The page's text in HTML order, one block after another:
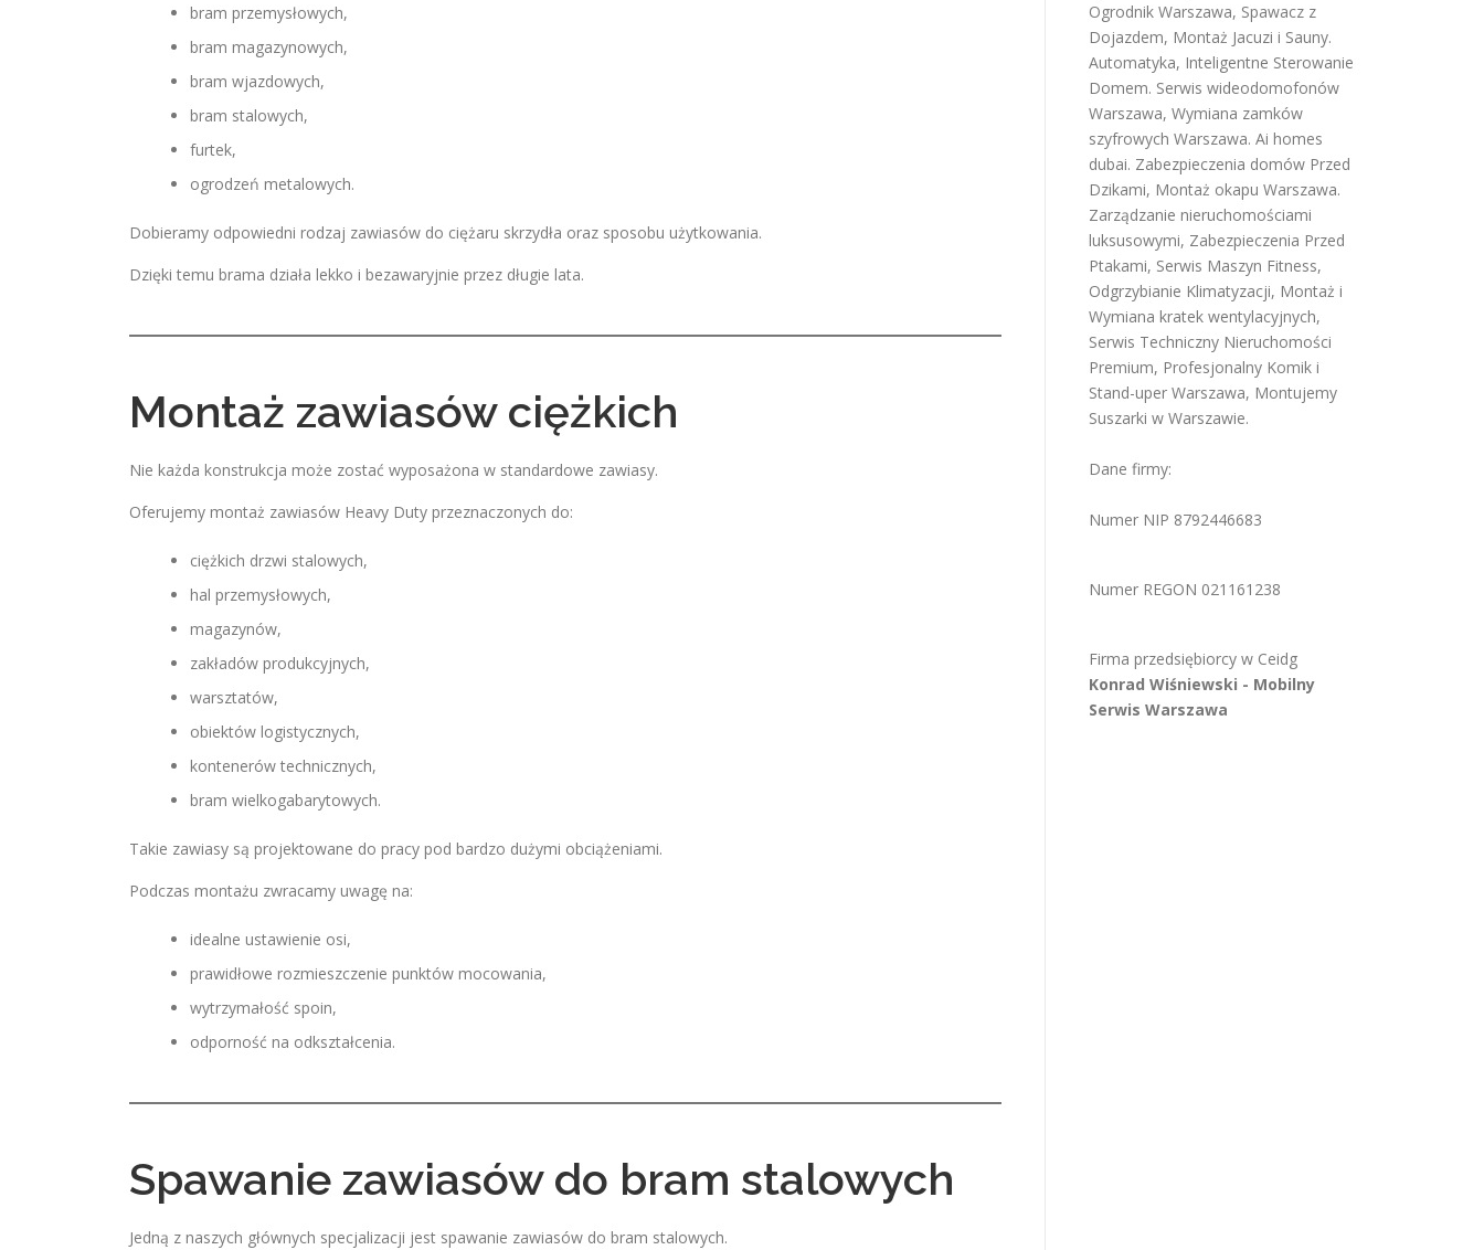
bram przemysłowych,
bram magazynowych,
bram wjazdowych,
bram stalowych,
furtek,
ogrodzeń metalowych.
Dobieramy odpowiedni rodzaj zawiasów do ciężaru skrzydła oraz sposobu użytkowania.
Dzięki temu brama działa lekko i bezawaryjnie przez długie lata.
Montaż zawiasów ciężkich
Nie każda konstrukcja może zostać wyposażona w standardowe zawiasy.
Oferujemy montaż zawiasów Heavy Duty przeznaczonych do:
ciężkich drzwi stalowych,
hal przemysłowych,
magazynów,
zakładów produkcyjnych,
warsztatów,
obiektów logistycznych,
kontenerów technicznych,
bram wielkogabarytowych.
Takie zawiasy są projektowane do pracy pod bardzo dużymi obciążeniami.
Podczas montażu zwracamy uwagę na:
idealne ustawienie osi,
prawidłowe rozmieszczenie punktów mocowania,
wytrzymałość spoin,
odporność na odkształcenia.
Spawanie zawiasów do bram stalowych
Jedną z naszych głównych specjalizacji jest spawanie zawiasów do bram stalowych.
Ogrodnik Warszawa, Spawacz z
Dojazdem, Montaż Jacuzi i Sauny.
Automatyka, Inteligentne Sterowanie
Domem. Serwis wideodomofonów
Warszawa, Wymiana zamków
szyfrowych Warszawa. Ai homes
dubai. Zabezpieczenia domów Przed
Dzikami, Montaż okapu Warszawa.
Zarządzanie nieruchomościami
luksusowymi, Zabezpieczenia Przed
Ptakami, Serwis Maszyn Fitness,
Odgrzybianie Klimatyzacji, Montaż i
Wymiana kratek wentylacyjnych,
Serwis Techniczny Nieruchomości
Premium, Profesjonalny Komik i
Stand-uper Warszawa, Montujemy
Suszarki w Warszawie.
Dane firmy:
Numer NIP 8792446683
Numer REGON 021161238
Firma przedsiębiorcy w Ceidg
Konrad Wiśniewski - Mobilny
Serwis Warszawa